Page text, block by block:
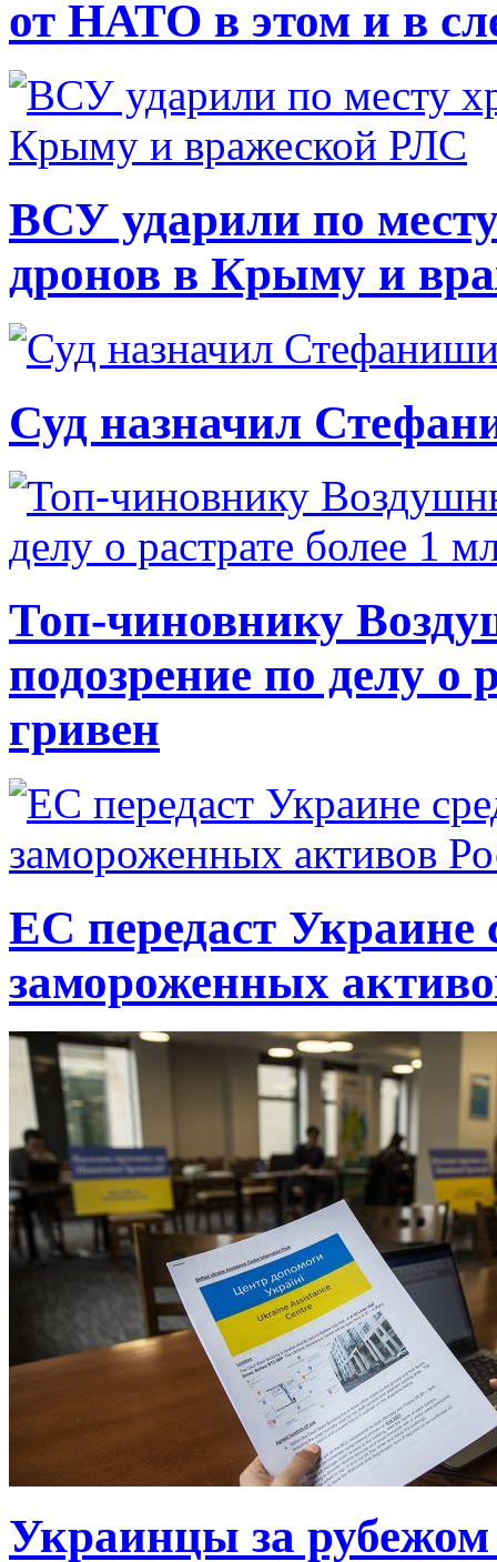
от НАТО в этом и в
ВСУ ударили по
дронов в Крыму и
Суд назначил
Топ-чиновнику
подозрение по делу о
гривен
ЕС передаст Украине
замороженных
Украинцы за рубежом